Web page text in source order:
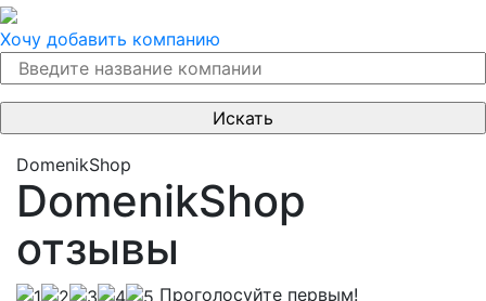
Хочу добавить компанию
DomenikShop
DomenikShop
отзывы
Проголосуйте первым!